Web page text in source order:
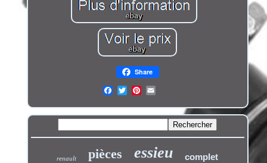
Share
renault pièces essieu complet